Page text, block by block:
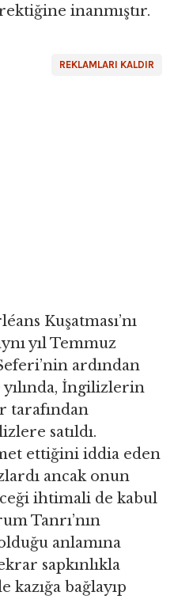
inanmıştır.
REKLAMLARI KALDIR
Kuşatması’nı
yıl Temmuz
ardından
yılında, İngilizlerin
tarafından
satıldı.
ettiğini iddia eden
ancak onun
ihtimali de kabul
Tanrı’nın
anlamına
sapkınlıkla
kazığa bağlayıp